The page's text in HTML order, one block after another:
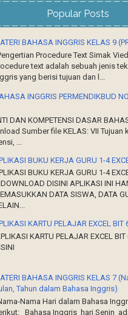
Popular Posts
BAHASA INGGRIS KELAS 9
Procedure Text Simak
text adalah sebuah jenis
yang berisi tujuan dan l...
INGGRIS PERMENDIKBUD
DAN KOMPETENSI DASAR
Sumber file KELAS: VII Tujuan
...
BUKU KERJA GURU 1-4
BUKU KERJA GURU 1-4
DISINI APLIKASI INI
DATA SISWA, DATA
KARTU PELAJAR EXCEL BIT
KARTU PELAJAR EXCEL
BAHASA INGGRIS KELAS 7
Tahun dalam Bahasa Inggris)
Nama Hari dalam Bahasa
Bahasa Inggris hari Senin